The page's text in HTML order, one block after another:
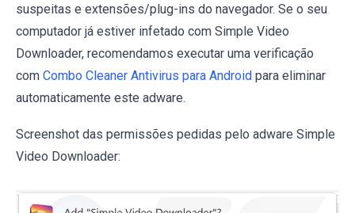
suspeitas e extensões/plug-ins do navegador. Se o seu
computador já estiver infetado com Simple Video
Downloader, recomendamos executar uma verificação
com Combo Cleaner Antivirus para Android para eliminar
automaticamente este adware.
Screenshot das permissões pedidas pelo adware Simple
Video Downloader: